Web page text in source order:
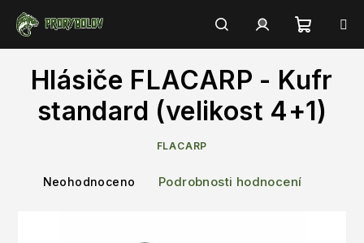
obsah
HledatPřihlášení
košík
Hlásiče FLACARP - Kufr
standard (velikost 4+1)
FLACARP
hodnocení
Neohodnoceno Podrobnosti hodnocení